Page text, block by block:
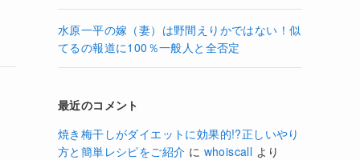
水原一平の嫁（妻）は野間えりかではない！似
てるの報道に100％一般人と全否定
最近のコメント
焼き梅干しがダイエットに効果的!?正しいやり
方と簡単レシピをご紹介 に whoiscall より